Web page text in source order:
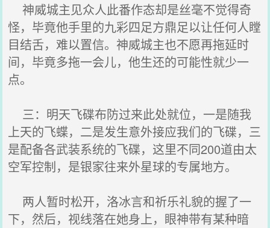
神威城主见众人此番作态却是丝毫不觉得奇
怪，毕竟他手里的九彩四足方鼎足以让任何人瞠
目结舌，难以置信。神威城主也不愿再拖延时
间，毕竟多拖一会儿，他生还的可能性就少一
点。
三：明天飞碟布防过来此处就位，一是随我
上天的飞蝶，二是发生意外接应我们的飞碟，三
是配备各武装系统的飞碟，这里不同200道由太
空军控制，是银家往来外星球的专属地方。
两人暂时松开，洛冰言和祈乐礼貌的握了一
下，然后，视线落在她身上，眼神带有某种暗